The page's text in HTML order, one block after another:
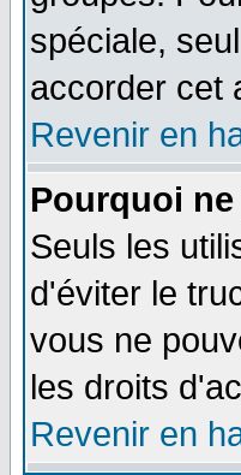
spéciale,
accorder cet
Revenir en
Pourquoi
Seuls les
d'éviter le
vous ne
les droits
Revenir en